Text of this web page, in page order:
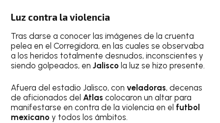
Luz contra la violencia
Tras darse a conocer las imágenes de la cruenta
pelea en el Corregidora, en las cuales se observaba
a los heridos totalmente desnudos, inconscientes y
siendo golpeados, enJaliscola luz se hizo presente.
Afuera del estadio Jalisco, conveladoras, decenas
de aficionados delAtlas colocaron un altar para
manifestarse en contra de la violencia en el futbol
mexicano y todos los ámbitos.